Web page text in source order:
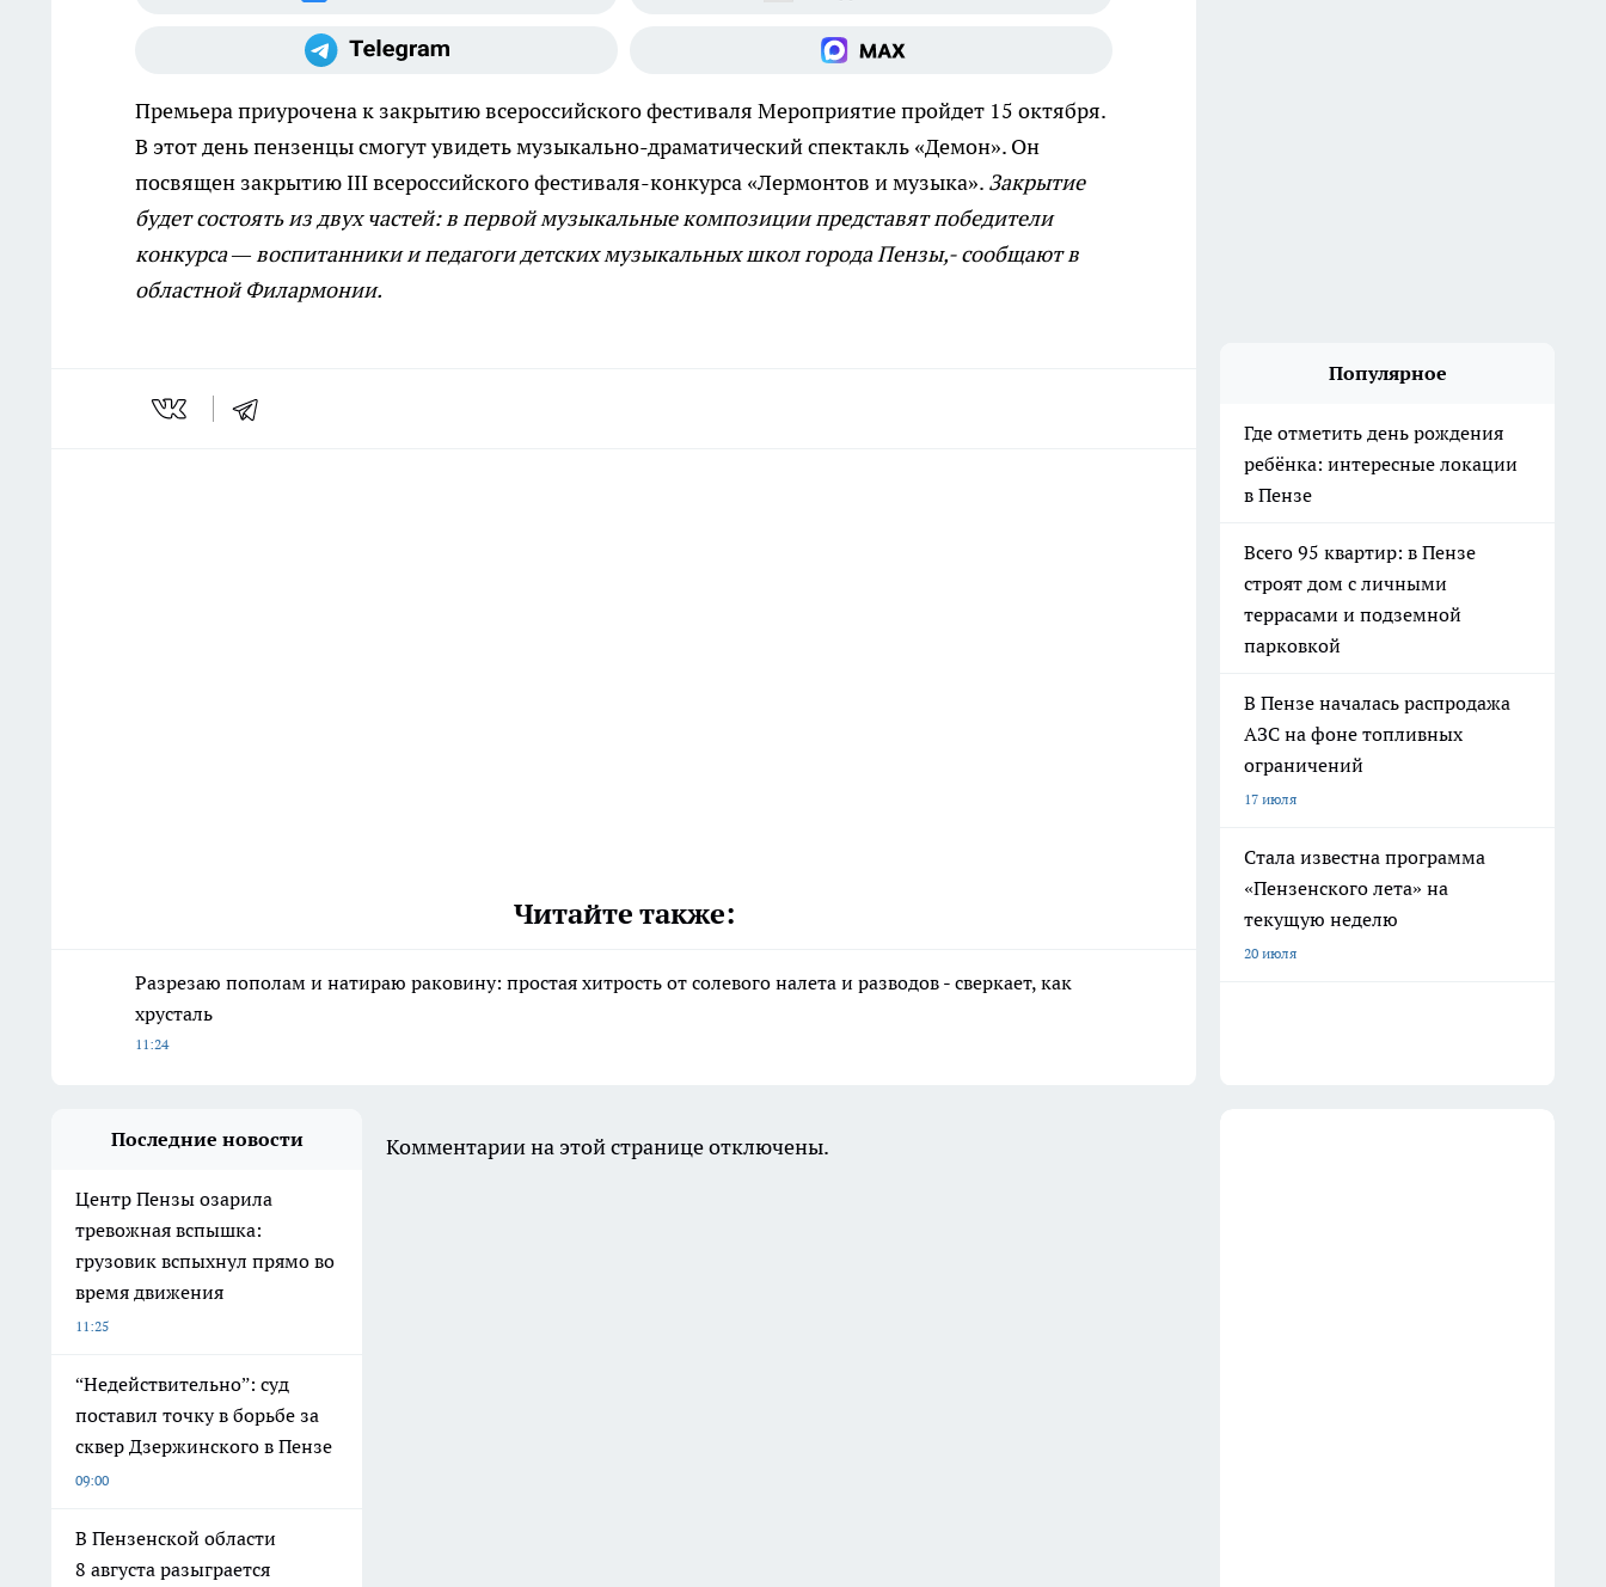
Премьера приурочена к закрытию всероссийского фестиваля Мероприятие пройдет 15 октября.
В этот день пензенцы смогут увидеть музыкально-драматический спектакль «Демон». Он
посвящен закрытию III всероссийского фестиваля-конкурса «Лермонтов и музыка». Закрытие
будет состоять из двух частей: в первой музыкальные композиции представят победители
конкурса — воспитанники и педагоги детских музыкальных школ города Пензы,- сообщают в
областной Филармонии.
Читайте также:
Разрезаю пополам и натираю раковину: простая хитрость от солевого налета и разводов - сверкает, как
хрусталь
11:24
Популярное
Где отметить день рождения
ребёнка: интересные локации
в Пензе
Всего 95 квартир: в Пензе
строят дом с личными
террасами и подземной
парковкой
В Пензе началась распродажа
АЗС на фоне топливных
ограничений
17 июля
Стала известна программа
«Пензенского лета» на
текущую неделю
20 июля
Последние новости
Центр Пензы озарила
тревожная вспышка:
грузовик вспыхнул прямо во
время движения
11:25
“Недействительно”: суд
поставил точку в борьбе за
сквер Дзержинского в Пензе
09:00
В Пензенской области
8 августа разыграется
Комментарии на этой странице отключены.